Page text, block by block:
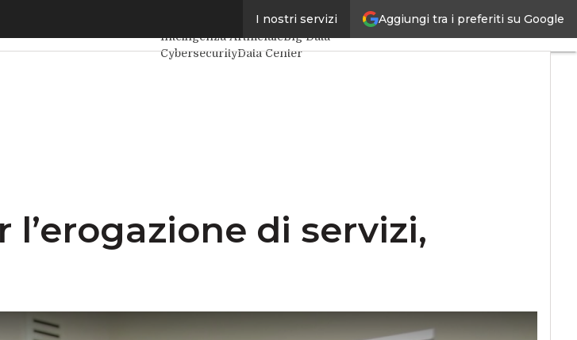
Aggiungi tra i preferiti su Google
I nostri servizi
Intelligenza ArtificialeBig Data
CybersecurityData Center
di servizi,